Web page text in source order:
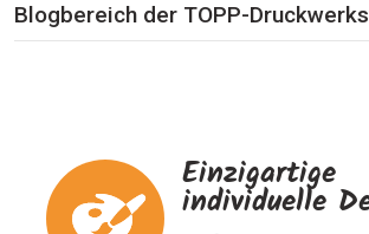
Blogbereich der TOPP-
Einzigartige
individuelle